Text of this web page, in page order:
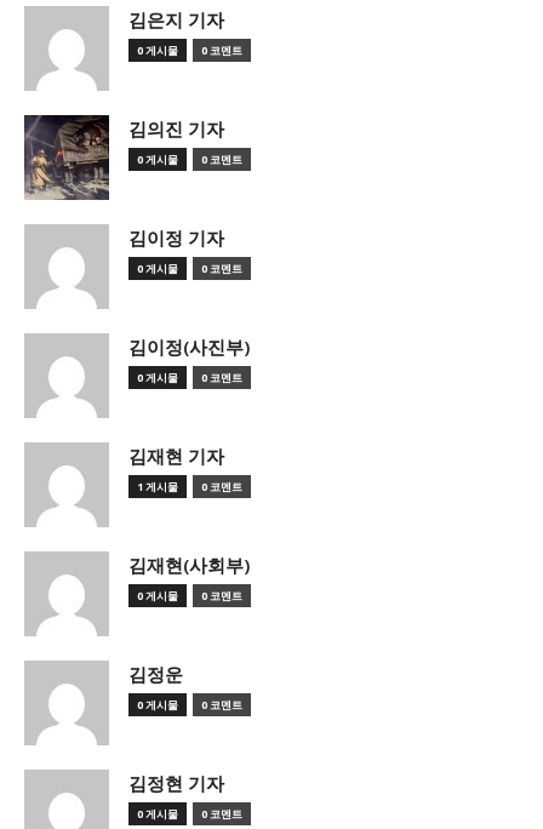
김은지 기자
0 게시물 0 코멘트
김의진 기자
0 게시물 0 코멘트
김이정 기자
0 게시물 0 코멘트
김이정(사진부)
0 게시물 0 코멘트
김재현 기자
1 게시물 0 코멘트
김재현(사회부)
0 게시물 0 코멘트
김정운
0 게시물 0 코멘트
김정현 기자
0 게시물 0 코멘트